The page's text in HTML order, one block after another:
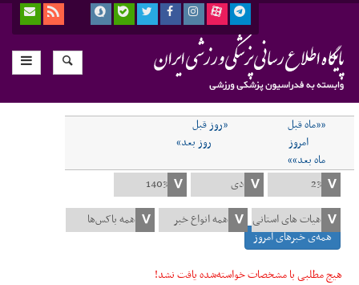
««ماه قبل
«روز قبل
امروز
روز بعد»
ماه بعد»»
همه‌ی خبرهای امروز
هیچ مطلبی با مشخصات خواسته‌شده یافت نشد!